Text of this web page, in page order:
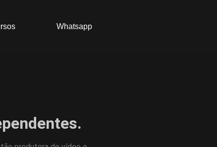
Whatsapp